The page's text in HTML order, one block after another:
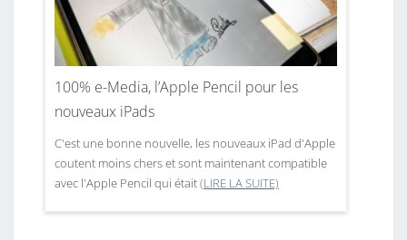
100% e-Media, l’Apple Pencil pour les
nouveaux iPads
C'est une bonne nouvelle, les nouveaux iPad d'Apple
coutent moins chers et sont maintenant compatible
avec l'Apple Pencil qui était(LIRE LA SUITE)